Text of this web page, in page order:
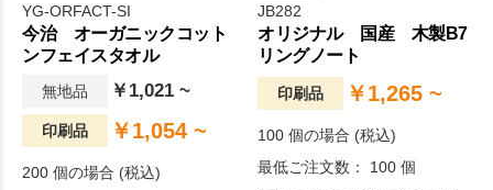
YG-ORFACT-SI
今治 オーガニックコット
ンフェイスタオル
無地品 ￥1,021 ~
印刷品 ￥1,054 ~
200 個の場合 (税込)
JB282
オリジナル 国産 木製B7
リングノート
印刷品 ￥1,265 ~
100 個の場合 (税込)
最低ご注文数： 100 個